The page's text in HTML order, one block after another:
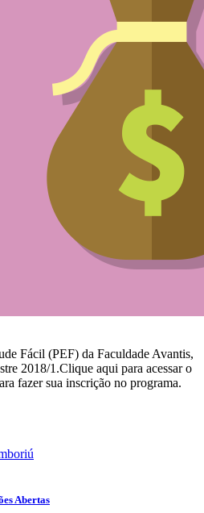
Fácil (PEF) da Faculdade Avantis,
2018/1.Clique aqui para acessar o
fazer sua inscrição no programa.
Abertas